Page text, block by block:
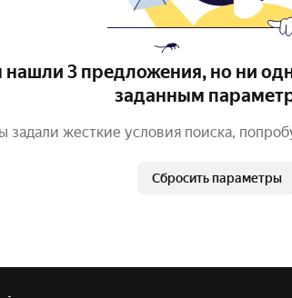
3 предложения, но ни
заданным
задали жесткие условия поиска,
Сбросить параметры